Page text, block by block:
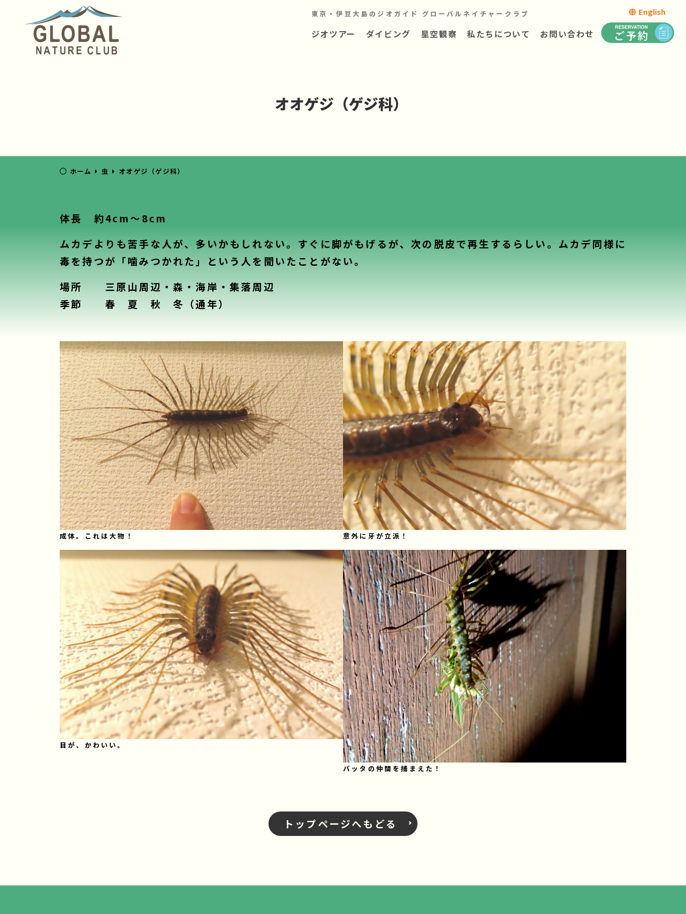
東京・伊豆大島のジオガイド グローバルネイチャークラブ
ジオツアー ダイビング 星空観察 私たちについて お問い合わせ
English
オオゲジ（ゲジ科）
ホーム 虫 オオゲジ（ゲジ科）
体長 約4cm～8cm
ムカデよりも苦手な人が、多いかもしれない。すぐに脚がもげるが、次の脱皮で再生するらしい。ムカデ同様に
毒を持つが「噛みつかれた」という人を聞いたことがない。
場所 三原山周辺・森・海岸・集落周辺
季節 春 夏 秋 冬（通年）
成体。これは大物！ 意外に牙が立派！
目が、かわいい。
バッタの仲間を捕まえた！
トップページへもどる